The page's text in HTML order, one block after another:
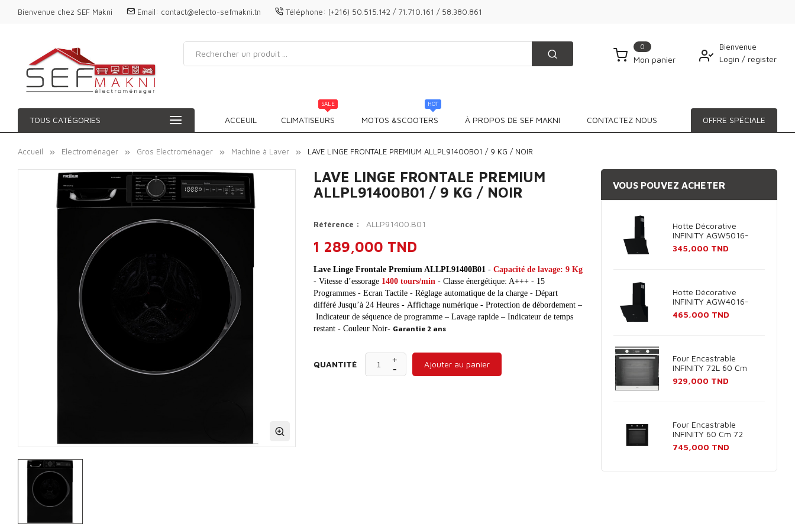
Bienvenue chez SEF Makni Email: contact@electo-sefmakni.tn Téléphone: (+216) 50.515.142 / 71.710.161 / 58.380.861
0
Mon panier
Bienvenue
Login/ register
TOUS CATÉGORIES ACCEUIL
SALE
CLIMATISEURS
HOT
MOTOS &SCOOTERS À PROPOS DE SEF MAKNI CONTACTEZ NOUS OFFRE SPÉCIALE
Accueil Electroménager Gros Electroménager Machine à Laver LAVE LINGE FRONTALE PREMIUM ALLPL91400B01 / 9 KG / NOIR
LAVE LINGE FRONTALE PREMIUM
ALLPL91400B01 / 9 KG / NOIR
Référence : ALLP91400.B01
1 289,000 TND
Lave Linge Frontale Premium ALLPL91400B01 - Capacité de lavage: 9 Kg
- Vitesse d’essorage 1400 tours/min - Classe énergétique: A+++ - 15
Programmes - Ecran Tactile - Réglage automatique de la charge - Départ
différé Jusqu’à 24 Heures - Affichage numérique - Protection de débordement –
Indicateur de séquence de programme – Lavage rapide – Indicateur de temps
restant - Couleur Noir- Garantie 2 ans
QUANTITÉ Ajouter au panier
VOUS POUVEZ ACHETER
Hotte Décorative
INFINITY AGW5016-
60B 60cm - Noir
Prix
345,000 TND
Hotte Décorative
INFINITY AGW4016-
60B 60cm - Noir
Prix
465,000 TND
Four Encastrable
INFINITY 72L 60 Cm
Inox
Prix
929,000 TND
Four Encastrable
INFINITY 60 Cm 72
Litres Noir
Prix
745,000 TND